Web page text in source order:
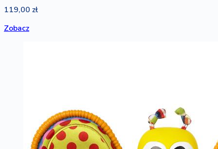
119,00 zł
Zobacz